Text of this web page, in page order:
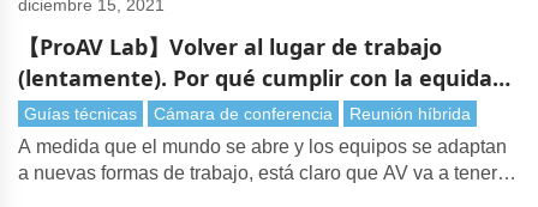
diciembre 15, 2021
【ProAV Lab】Volver al lugar de trabajo
(lentamente). Por qué cumplir con la equidad
es ahora más importante que nunca
Guías técnicas Cámara de conferencia Reunión híbrida
A medida que el mundo se abre y los equipos se adaptan
a nuevas formas de trabajo, está claro que AV va a tener